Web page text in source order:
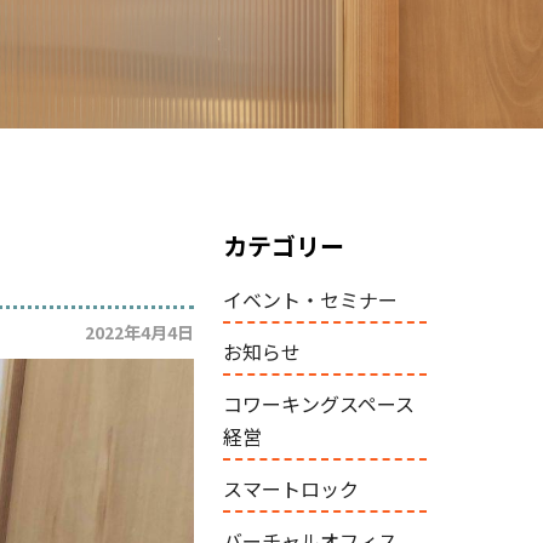
2022年4月4日
カテゴリー
イベント・セミナー
お知らせ
コワーキングスペース
経営
スマートロック